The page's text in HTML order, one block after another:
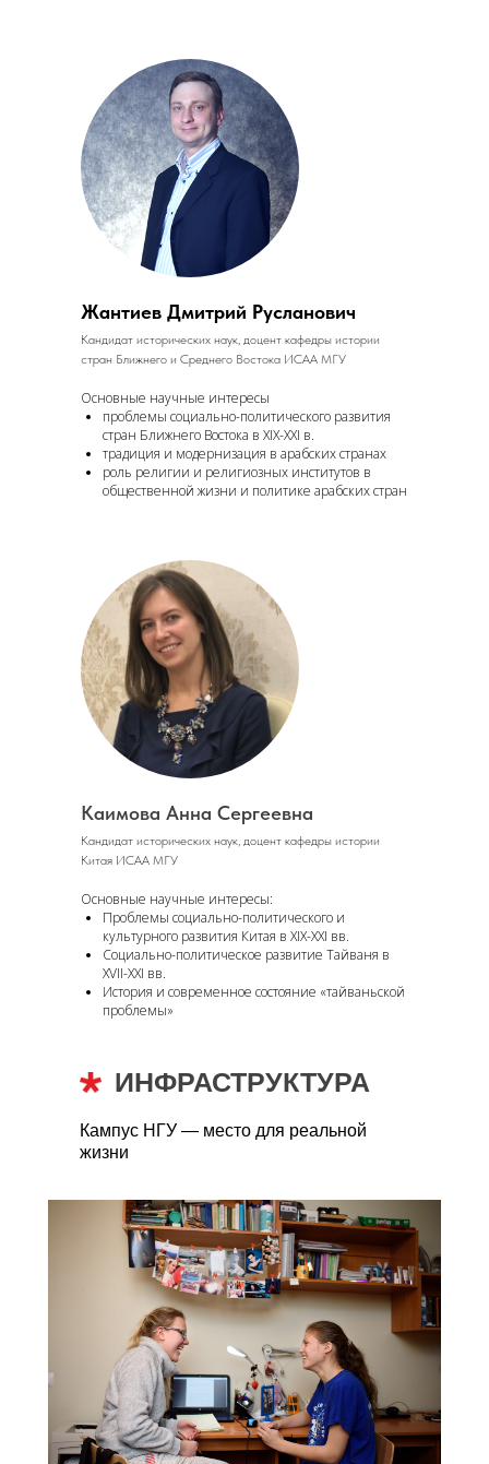
Жантиев Дмитрий Русланович
Кандидат исторических наук, доцент кафедры истории
стран Ближнего и Среднего Востока ИСАА МГУ
Основные научные интересы
проблемы социально-политического развития
стран Ближнего Востока в XIX-ХХI в.
традиция и модернизация в арабских странах
роль религии и религиозных институтов в
общественной жизни и политике арабских стран
Каимова Анна Сергеевна
Кандидат исторических наук, доцент кафедры истории
Китая ИСАА МГУ
Основные научные интересы:
Проблемы социально-политического и
культурного развития Китая в ХIX-XXI вв.
Социально-политическое развитие Тайваня в
XVII-XXI вв.
История и современное состояние «тайваньской
проблемы»
ИНФРАСТРУКТУРА
Кампус НГУ — место для реальной
жизни